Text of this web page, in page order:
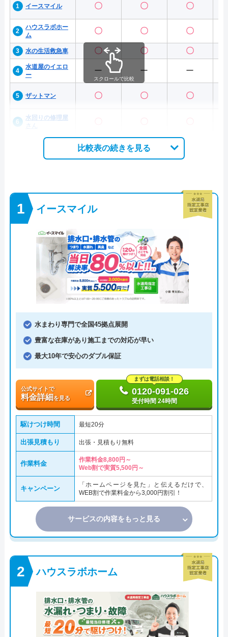
イースマイル 〇 〇 〇
ハウスラボホー
ム
〇 〇 〇
水の生活救急車 〇 〇 〇
水道屋のイエロ
ー
ー ー ー
ザットマン 〇 〇 〇
水回りの修理屋
スクロールで比較
比較表の続きを見る
イースマイル
水まわり専門で全国45拠点展開
豊富な在庫があり施工までの対応が早い
最大10年で安心のダブル保証
公式サイトで
料金詳細を見る
まずは電話相談！
0120-091-026
受付時間 24時間
駆けつけ時間 最短20分
出張見積もり 出張・見積もり無料
作業料金
作業料金8,800円～
Web割で実質5,500円～
キャンペーン
「ホームページを見た」と伝えるだけで、
WEB割で作業料金から3,000円割引！
サービスの内容をもっと見る
ハウスラボホーム